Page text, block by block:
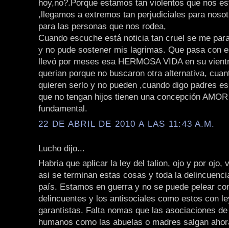
hoy,no?.Porque estamos tan violentos que nos
,llegamos a extremos tan perjudiciales para
para las personas que nos rodea,
Cuando escuche está noticia tan cruel se me
y no pude sostener mis lagrimas. Que pasa con
llevó por meses esa HERMOSA VIDA en su
querian porque no buscaron otra alternativa,
quieren serlo y no pueden ,cuando digo padres
que no tengan hijos tienen una concepción
fundamental.
22 DE ABRIL DE 2010 A LAS 11:43 A.M.
Lucho dijo...
Habria que aplicar la ley del talion, ojo y por ojo,
asi se terminan estas cosas y toda la
país. Estamos en guerra y no se puede pelear
delincuentes y los antisociales como estos con
garantistas. Falta nomas que las asociaciones
humanos como las abuelas o madres salgan